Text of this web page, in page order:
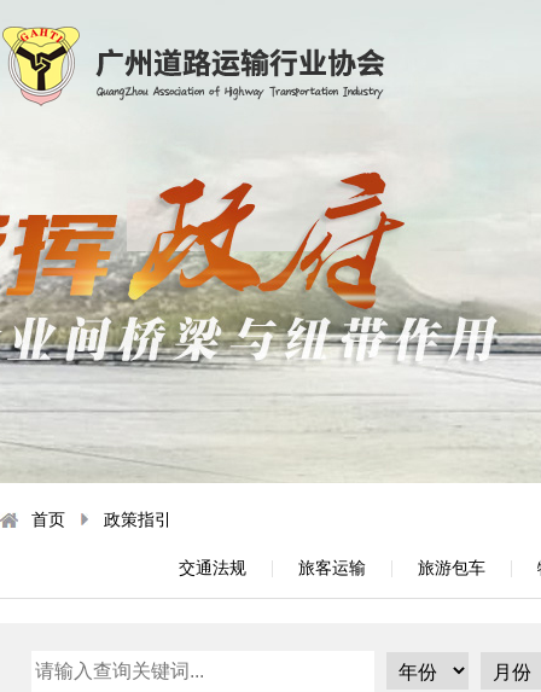
首页 政策指引
|
旅游包车
|
旅客运输
|
交通法规